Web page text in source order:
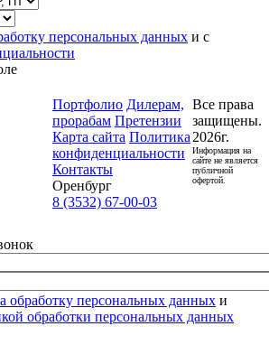
персональных данных и с
Портфолио Дилерам,
прорабам Претензии
Карта сайта Политика
конфиденциальности
Контакты
Оренбург
8 (3532) 67-00-03
Все права
защищены.
2026г.
Информация на
сайте не является
публичной
офертой.
обработку персональных данных и
обработки персональных данных